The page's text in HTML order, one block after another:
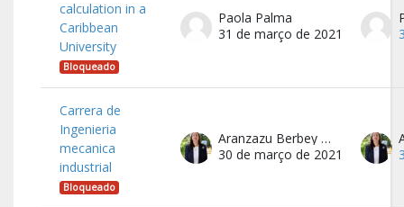
calculation in a
Caribbean
University
Bloqueado
Paola Palma
31 de março de 2021
Carrera de
Ingenieria
mecanica
industrial
Bloqueado
Aranzazu Berbey Alvarez
30 de março de 2021